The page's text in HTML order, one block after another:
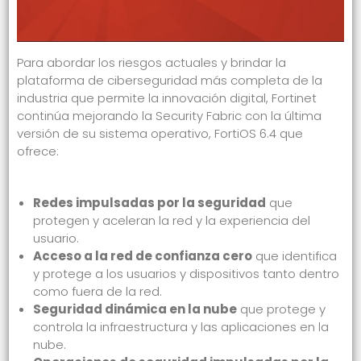
Para abordar los riesgos actuales y brindar la
plataforma de ciberseguridad más completa de la
industria que permite la innovación digital, Fortinet
continúa mejorando la Security Fabric con la última
versión de su sistema operativo, FortiOS 6.4 que
ofrece:
Redes impulsadas por la seguridad que
protegen y aceleran la red y la experiencia del
usuario.
Acceso a la red de confianza cero que identifica
y protege a los usuarios y dispositivos tanto dentro
como fuera de la red.
Seguridad dinámica en la nube que protege y
controla la infraestructura y las aplicaciones en la
nube.